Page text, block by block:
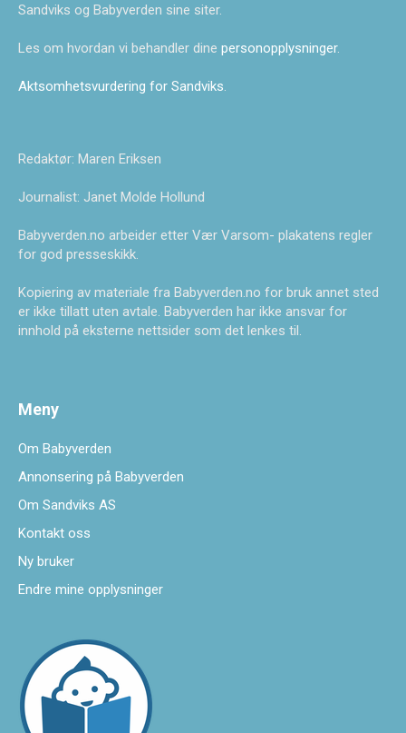
Sandviks og Babyverden sine siter.
Les om hvordan vi behandler dine personopplysninger.
Aktsomhetsvurdering for Sandviks
Redaktør: Maren Eriksen
Journalist: Janet Molde Hollund
Babyverden.no arbeider etter Vær Varsom- plakatens regler
for god presseskikk.
Kopiering av materiale fra Babyverden.no for bruk annet sted
er ikke tillatt uten avtale. Babyverden har ikke ansvar for
innhold på eksterne nettsider som det lenkes til.
Meny
Om Babyverden
Annonsering på Babyverden
Om Sandviks AS
Kontakt oss
Ny bruker
Endre mine opplysninger